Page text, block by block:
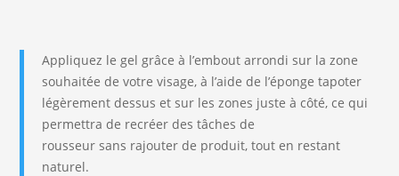
Appliquez le gel grâce à l’embout arrondi sur la zone
souhaitée de votre visage, à l’aide de l’éponge tapoter
légèrement dessus et sur les zones juste à côté, ce qui
permettra de recréer des tâches de
rousseur sans rajouter de produit, tout en restant
naturel.